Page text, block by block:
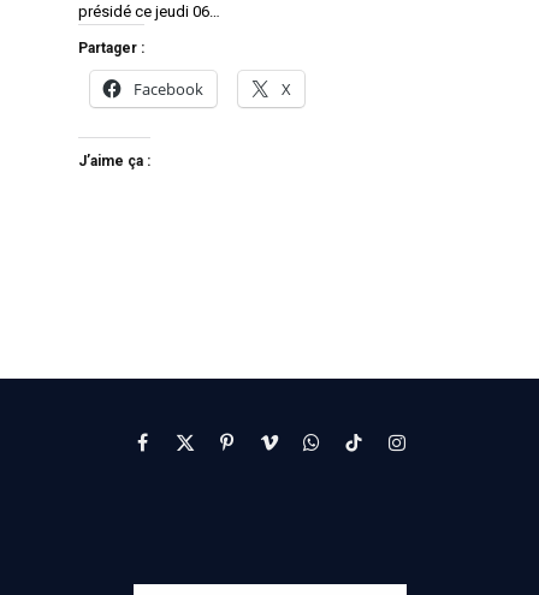
présidé ce jeudi 06…
Partager :
Facebook X
J’aime ça :
Facebook
X
PinterestVimeoWhatsApp
TikTokInstagram